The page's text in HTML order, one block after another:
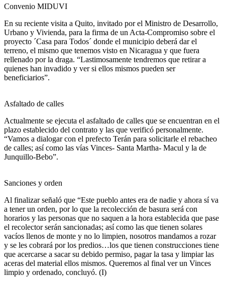
Convenio MIDUVI
En su reciente visita a Quito, invitado por el Ministro de Desarrollo,
Urbano y Vivienda, para la firma de un Acta-Compromiso sobre el
proyecto ´Casa para Todos´ donde el municipio deberá dar el
terreno, el mismo que tenemos visto en Nicaragua y que fuera
rellenado por la draga. “Lastimosamente tendremos que retirar a
quienes han invadido y ver si ellos mismos pueden ser
beneficiarios”.
Asfaltado de calles
Actualmente se ejecuta el asfaltado de calles que se encuentran en el
plazo establecido del contrato y las que verificó personalmente.
“Vamos a dialogar con el prefecto Terán para solicitarle el rebacheo
de calles; así como las vías Vinces- Santa Martha- Macul y la de
Junquillo-Bebo”.
Sanciones y orden
Al finalizar señaló que “Este pueblo antes era de nadie y ahora sí va
a tener un orden, por lo que la recolección de basura será con
horarios y las personas que no saquen a la hora establecida que pase
el recolector serán sancionadas; así como las que tienen solares
vacíos llenos de monte y no lo limpien, nosotros mandamos a rozar
y se les cobrará por los predios…los que tienen construcciones tiene
que acercarse a sacar su debido permiso, pagar la tasa y limpiar las
aceras del material ellos mismos. Queremos al final ver un Vinces
limpio y ordenado, concluyó. (I)